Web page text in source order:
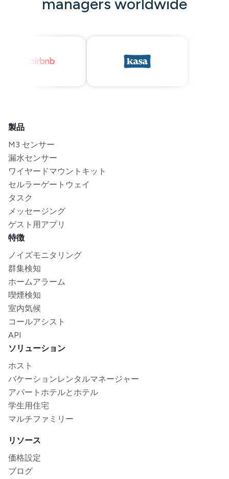
managers worldwide
製品
M3 センサー
漏水センサー
ワイヤードマウントキット
セルラーゲートウェイ
タスク
メッセージング
ゲスト用アプリ
特徴
ノイズモニタリング
群集検知
ホームアラーム
喫煙検知
室内気候
コールアシスト
API
ソリューション
ホスト
バケーションレンタルマネージャー
アパートホテルとホテル
学生用住宅
マルチファミリー
リソース
価格設定
ブログ